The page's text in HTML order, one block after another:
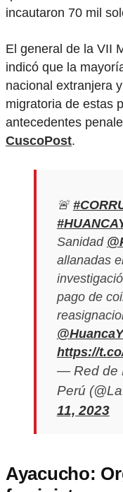
incautaron 70 mil
El general de la VII
indicó que la
nacional extranjera
migratoria de estas
antecedentes
CuscoPost.
🚨
Sanidad
allanadas
pago de
https://
— Red de
Perú
11, 2023
Ayacucho: